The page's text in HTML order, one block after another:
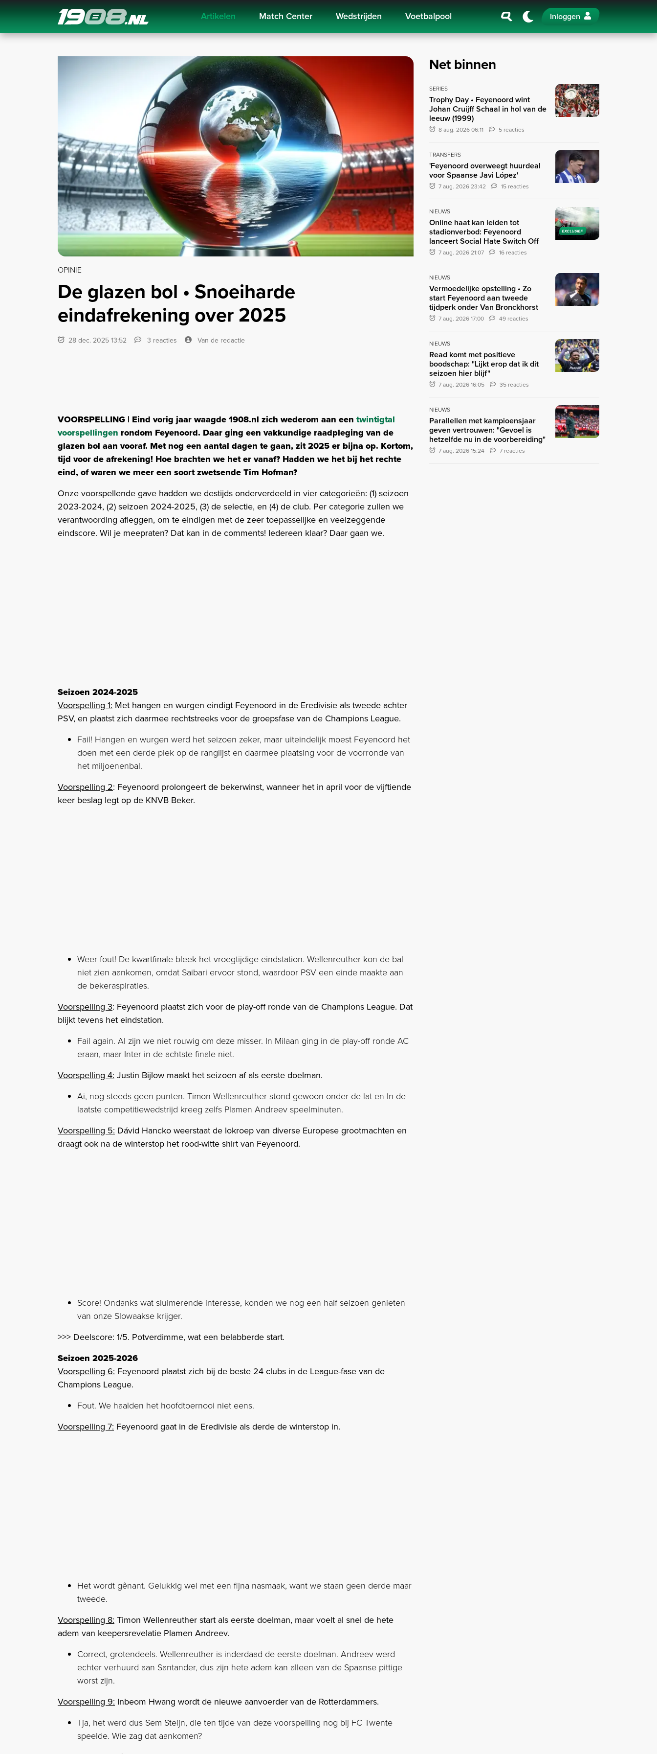
Navigation Artikelen Match Center Wedstrijden Voetbalpool Inloggen
OPINIE
De glazen bol • Snoeiharde
eindafrekening over 2025
28 dec. 2025 13:52 3 reacties Van de redactie
VOORSPELLING | Eind vorig jaar waagde 1908.nl zich wederom aan een twintigtal
voorspellingen rondom Feyenoord. Daar ging een vakkundige raadpleging van de
glazen bol aan vooraf. Met nog een aantal dagen te gaan, zit 2025 er bijna op. Kortom,
tijd voor de afrekening! Hoe brachten we het er vanaf? Hadden we het bij het rechte
eind, of waren we meer een soort zwetsende Tim Hofman?
Onze voorspellende gave hadden we destijds onderverdeeld in vier categorieën: (1) seizoen
2023-2024, (2) seizoen 2024-2025, (3) de selectie, en (4) de club. Per categorie zullen we
verantwoording afleggen, om te eindigen met de zeer toepasselijke en veelzeggende
eindscore. Wil je meepraten? Dat kan in de comments! Iedereen klaar? Daar gaan we.
Seizoen 2024-2025
Voorspelling 1: Met hangen en wurgen eindigt Feyenoord in de Eredivisie als tweede achter
PSV, en plaatst zich daarmee rechtstreeks voor de groepsfase van de Champions League.
Fail! Hangen en wurgen werd het seizoen zeker, maar uiteindelijk moest Feyenoord het
doen met een derde plek op de ranglijst en daarmee plaatsing voor de voorronde van
het miljoenenbal.
Voorspelling 2: Feyenoord prolongeert de bekerwinst, wanneer het in april voor de vijftiende
keer beslag legt op de KNVB Beker.
Weer fout! De kwartfinale bleek het vroegtijdige eindstation. Wellenreuther kon de bal
niet zien aankomen, omdat Saibari ervoor stond, waardoor PSV een einde maakte aan
de bekeraspiraties.
Voorspelling 3: Feyenoord plaatst zich voor de play-off ronde van de Champions League. Dat
blijkt tevens het eindstation.
Fail again. Al zijn we niet rouwig om deze misser. In Milaan ging in de play-off ronde AC
eraan, maar Inter in de achtste finale niet.
Voorspelling 4:Justin Bijlow maakt het seizoen af als eerste doelman.
Ai, nog steeds geen punten. Timon Wellenreuther stond gewoon onder de lat en In de
laatste competitiewedstrijd kreeg zelfs Plamen Andreev speelminuten.
Voorspelling 5: Dávid Hancko weerstaat de lokroep van diverse Europese grootmachten en
draagt ook na de winterstop het rood-witte shirt van Feyenoord.
Score! Ondanks wat sluimerende interesse, konden we nog een half seizoen genieten
van onze Slowaakse krijger.
>>> Deelscore: 1/5. Potverdimme, wat een belabberde start.
Seizoen 2025-2026
Voorspelling 6: Feyenoord plaatst zich bij de beste 24 clubs in de League-fase van de
Champions League.
Fout. We haalden het hoofdtoernooi niet eens.
Voorspelling 7: Feyenoord gaat in de Eredivisie als derde de winterstop in.
Het wordt gênant. Gelukkig wel met een fijna nasmaak, want we staan geen derde maar
tweede.
Voorspelling 8:Timon Wellenreuther start als eerste doelman, maar voelt al snel de hete
adem van keepersrevelatie Plamen Andreev.
Correct, grotendeels. Wellenreuther is inderdaad de eerste doelman. Andreev werd
echter verhuurd aan Santander, dus zijn hete adem kan alleen van de Spaanse pittige
worst zijn.
Voorspelling 9: Inbeom Hwang wordt de nieuwe aanvoerder van de Rotterdammers.
Tja, het werd dus Sem Steijn, die ten tijde van deze voorspelling nog bij FC Twente
speelde. Wie zag dat aankomen?
Net binnen
SERIES
Trophy Day • Feyenoord wint
Johan Cruijff Schaal in hol van de
leeuw (1999)
8 aug. 2026 06:11 5 reacties
TRANSFERS
'Feyenoord overweegt huurdeal
voor Spaanse Javi López'
7 aug. 2026 23:42 15 reacties
EXCLUSIEF
NIEUWS
Online haat kan leiden tot
stadionverbod: Feyenoord
lanceert Social Hate Switch Off
7 aug. 2026 21:07 16 reacties
NIEUWS
Vermoedelijke opstelling • Zo
start Feyenoord aan tweede
tijdperk onder Van Bronckhorst
7 aug. 2026 17:00 49 reacties
NIEUWS
Read komt met positieve
boodschap: "Lijkt erop dat ik dit
seizoen hier blijf"
7 aug. 2026 16:05 35 reacties
NIEUWS
Parallellen met kampioensjaar
geven vertrouwen: "Gevoel is
hetzelfde nu in de voorbereiding"
7 aug. 2026 15:24 7 reacties